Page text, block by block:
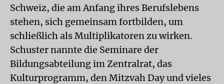
Schweiz, die am Anfang ihres Berufslebens
stehen, sich gemeinsam fortbilden, um
schließlich als Multiplikatoren zu wirken.
Schuster nannte die Seminare der
Bildungsabteilung im Zentralrat, das
Kulturprogramm, den Mitzvah Day und vieles